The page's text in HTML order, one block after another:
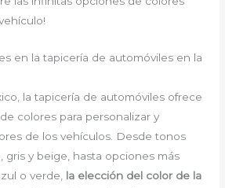
en la tapicería de automóviles en la
la tapicería de automóviles ofrece
colores para personalizar y
de los vehículos. Desde tonos
gris y beige, hasta opciones más
o verde, la elección del color de la